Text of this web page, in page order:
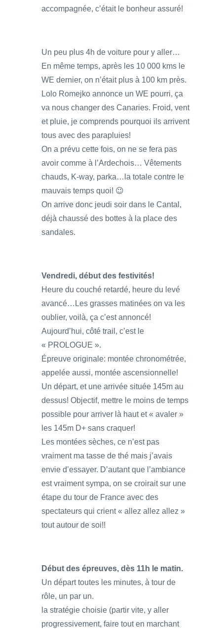
accompagnée, c’était le bonheur assuré!
Un peu plus 4h de voiture pour y aller…
En même temps, après les 10 000 kms le
WE dernier, on n’était plus à 100 km près.
Lolo Romejko annonce un WE pourri, ça
va nous changer des Canaries. Froid, vent
et pluie, je comprends pourquoi ils arrivent
tous avec des parapluies!
On a prévu cette fois, on ne se fera pas
avoir comme à l’Ardechois… Vêtements
chauds, K-way, parka…la totale contre le
mauvais temps quoi! 😉
On arrive donc jeudi soir dans le Cantal,
déjà chaussé des bottes à la place des
sandales.
Vendredi, début des festivités!
Heure du couché retardé, heure du levé
avancé…Les grasses matinées on va les
oublier, voilà, ça c’est annoncé!
Aujourd’hui, côté trail, c’est le
« PROLOGUE ».
Épreuve originale: montée chronométrée,
appelée aussi, montée ascensionnelle!
Un départ, et une arrivée située 145m au
dessus! Objectif, mettre le moins de temps
possible pour arriver là haut et « avaler »
les 145m D+ sans craquer!
Les montées sèches, ce n’est pas
vraiment ma tasse de thé mais j’avais
envie d’essayer. D’autant que l’ambiance
est vraiment sympa, on se croirait sur une
étape du tour de France avec des
spectateurs qui crient « allez allez allez »
tout autour de soi!!
Début des épreuves, dès 11h le matin.
Un départ toutes les minutes, à tour de
rôle, un par un.
la stratégie choisie (partir vite, y aller
progressivement, faire tout en marchant